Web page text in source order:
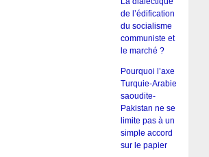
de l’édification
du socialisme
communiste et
le marché ?
Pourquoi l’axe
Turquie-Arabie
saoudite-
Pakistan ne se
limite pas à un
simple accord
sur le papier